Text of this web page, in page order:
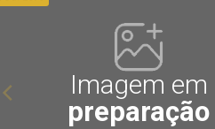
Imagem em
preparação